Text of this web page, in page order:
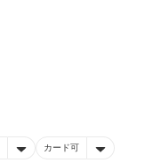
カード可